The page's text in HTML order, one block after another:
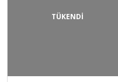
TÜKENDİ